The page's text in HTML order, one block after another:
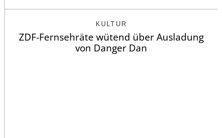
KULTUR
ZDF-Fernsehräte wütend über Ausladung
von Danger Dan